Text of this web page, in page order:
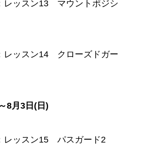
レッスン13 マウントポジシ
レッスン14 クローズドガー
8月3日(日)
レッスン15 パスガード2